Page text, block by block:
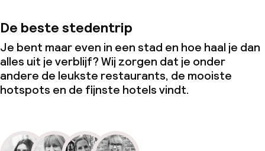
De beste stedentrip
Je bent maar even in een stad en hoe haal je dan
alles uit je verblijf? Wij zorgen dat je onder
andere de leukste restaurants, de mooiste
hotspots en de fijnste hotels vindt.